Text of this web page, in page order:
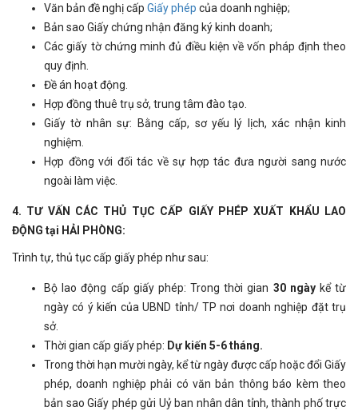
Văn bản đề nghị cấp Giấy phép của doanh nghiệp;
Bản sao Giấy chứng nhận đăng ký kinh doanh;
Các giấy tờ chứng minh đủ điều kiện về vốn pháp định theo
quy định.
Đề án hoạt động.
Hợp đồng thuê trụ sở, trung tâm đào tạo.
Giấy tờ nhân sự: Bằng cấp, sơ yếu lý lịch, xác nhận kinh
nghiệm.
Hợp đồng với đối tác về sự hợp tác đưa người sang nước
ngoài làm việc.
4. TƯ VẤN CÁC THỦ TỤC CẤP GIẤY PHÉP XUẤT KHẨU LAO
ĐỘNG tại HẢI PHÒNG:
Trình tự, thủ tục cấp giấy phép như sau:
Bộ lao động cấp giấy phép: Trong thời gian 30 ngày kể từ
ngày có ý kiến của UBND tỉnh/ TP nơi doanh nghiệp đặt trụ
sở.
Thời gian cấp giấy phép: Dự kiến 5-6 tháng.
Trong thời hạn mười ngày, kể từ ngày được cấp hoặc đổi Giấy
phép, doanh nghiệp phải có văn bản thông báo kèm theo
bản sao Giấy phép gửi Uỷ ban nhân dân tỉnh, thành phố trực